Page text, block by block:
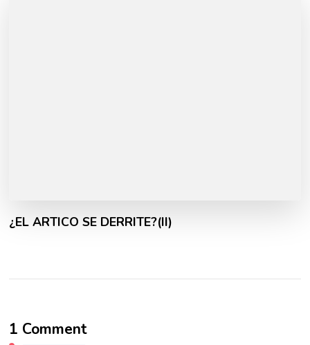
¿EL ARTICO SE DERRITE?(II)
1 Comment